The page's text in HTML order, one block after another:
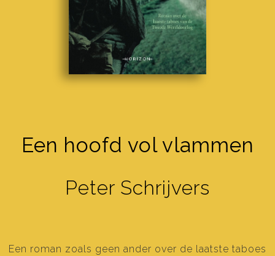
Een hoofd vol vlammen
Peter Schrijvers
Een roman zoals geen ander over de laatste taboes